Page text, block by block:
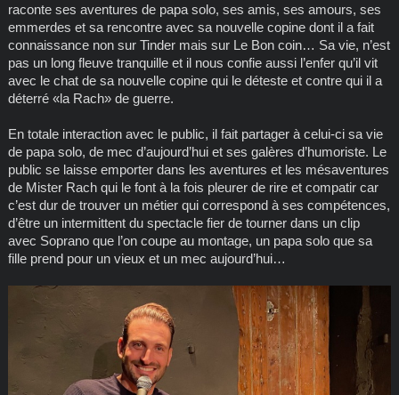
raconte ses aventures de papa solo, ses amis, ses amours, ses
emmerdes et sa rencontre avec sa nouvelle copine dont il a fait
connaissance non sur Tinder mais sur Le Bon coin… Sa vie, n’est
pas un long fleuve tranquille et il nous confie aussi l’enfer qu’il vit
avec le chat de sa nouvelle copine qui le déteste et contre qui il a
déterré «la Rach» de guerre.
En totale interaction avec le public, il fait partager à celui-ci sa vie
de papa solo, de mec d’aujourd’hui et ses galères d’humoriste. Le
public se laisse emporter dans les aventures et les mésaventures
de Mister Rach qui le font à la fois pleurer de rire et compatir car
c’est dur de trouver un métier qui correspond à ses compétences,
d’être un intermittent du spectacle fier de tourner dans un clip
avec Soprano que l’on coupe au montage, un papa solo que sa
fille prend pour un vieux et un mec aujourd’hui…